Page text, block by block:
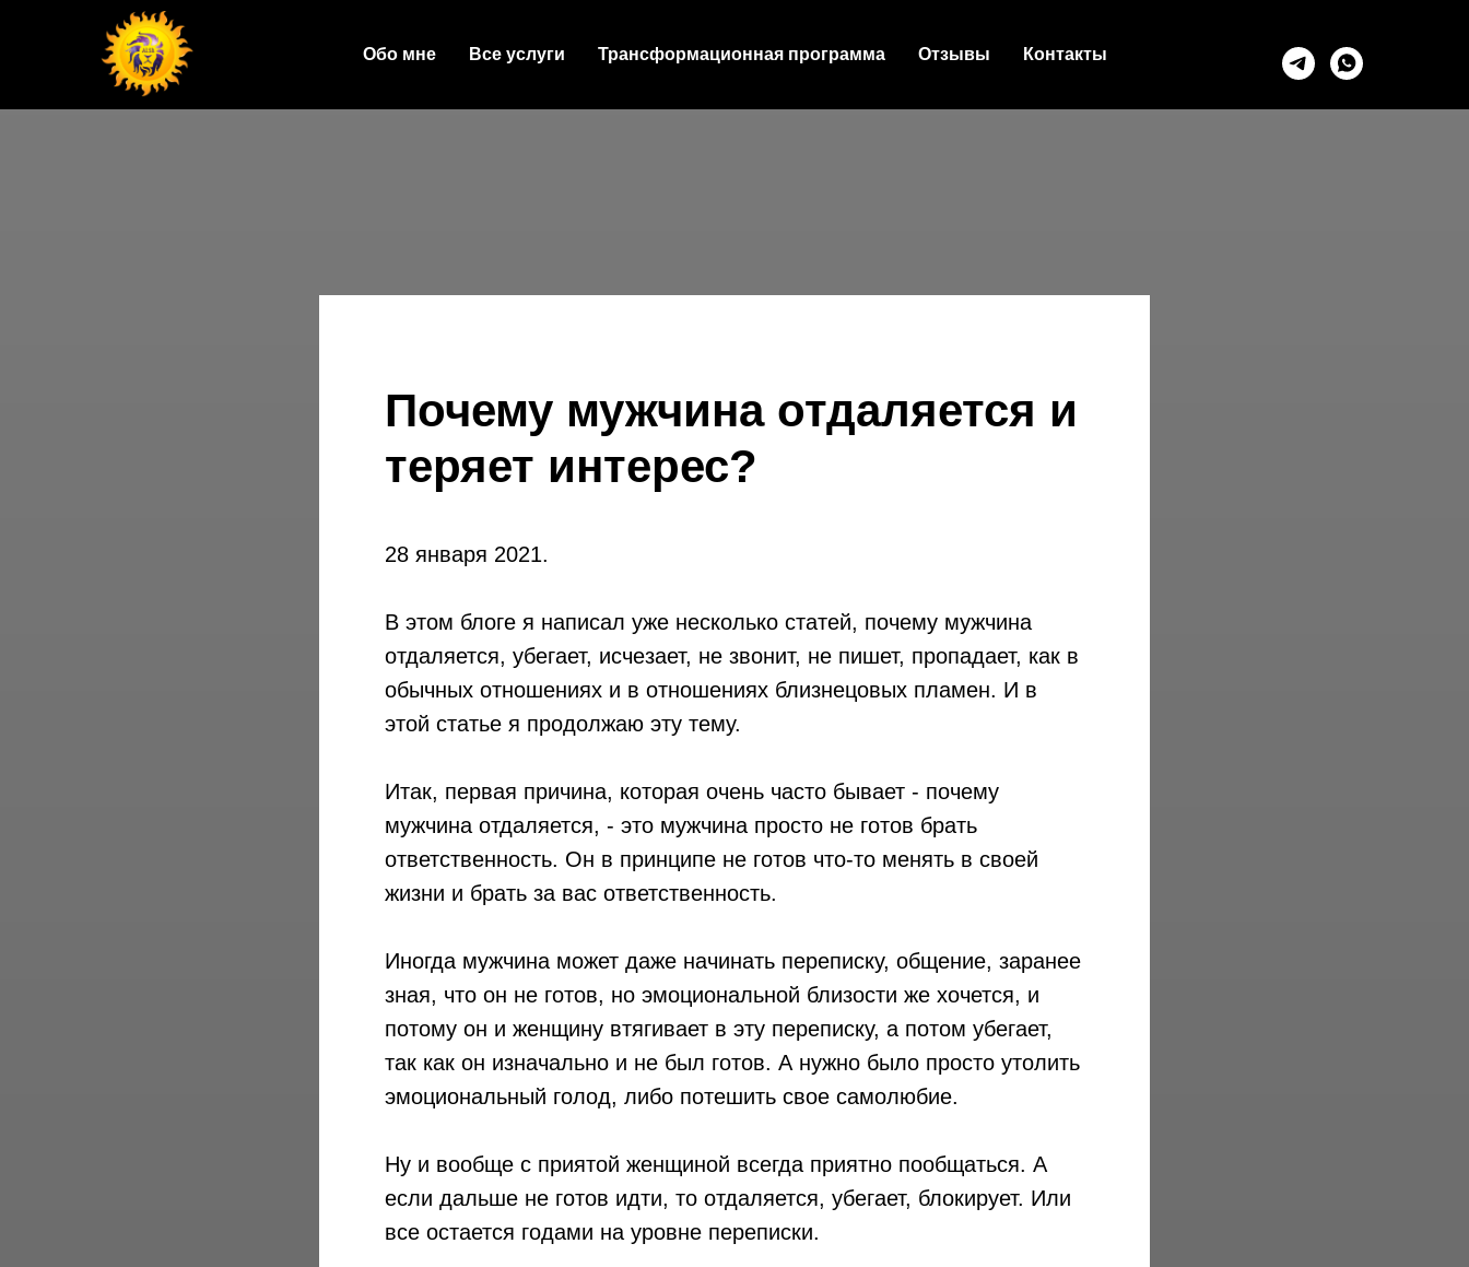
Обо мне Все услуги Трансформационная программа Отзывы Контакты
Почему мужчина отдаляется и
теряет интерес?
28 января 2021.
В этом блоге я написал уже несколько статей, почему мужчина
отдаляется, убегает, исчезает, не звонит, не пишет, пропадает, как в
обычных отношениях и в отношениях близнецовых пламен. И в
этой статье я продолжаю эту тему.
Итак, первая причина, которая очень часто бывает - почему
мужчина отдаляется, - это мужчина просто не готов брать
ответственность. Он в принципе не готов что-то менять в своей
жизни и брать за вас ответственность.
Иногда мужчина может даже начинать переписку, общение, заранее
зная, что он не готов, но эмоциональной близости же хочется, и
потому он и женщину втягивает в эту переписку, а потом убегает,
так как он изначально и не был готов. А нужно было просто утолить
эмоциональный голод, либо потешить свое самолюбие.
Ну и вообще с приятой женщиной всегда приятно пообщаться. А
если дальше не готов идти, то отдаляется, убегает, блокирует. Или
все остается годами на уровне переписки.